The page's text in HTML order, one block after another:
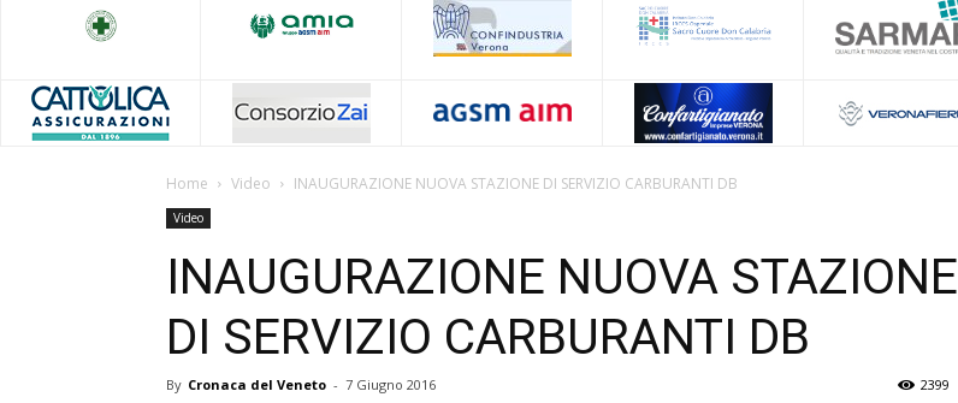
Veneto
Home Video INAUGURAZIONE NUOVA STAZIONE DI SERVIZIO CARBURANTI DB
Video
INAUGURAZIONE NUOVA STAZIONE
DI SERVIZIO CARBURANTI DB
By Cronaca del Veneto - 7 Giugno 2016 2399